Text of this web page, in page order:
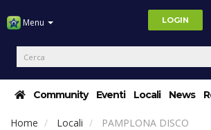
Menu LOGIN
Community Eventi Locali News
Home Locali PAMPLONA DISCO